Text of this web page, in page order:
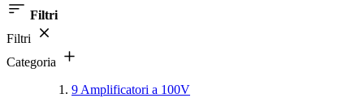
Filtri
Filtri
Categoria
9 Amplificatori a 100V